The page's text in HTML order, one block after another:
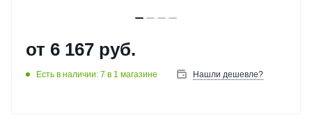
от 6 167 руб.
Есть в наличии: 7 в 1 магазине Нашли дешевле?